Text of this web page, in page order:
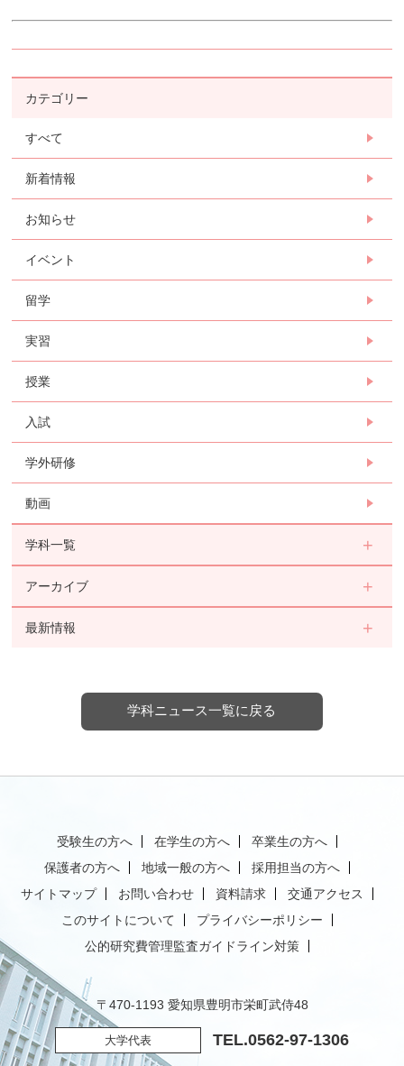
カテゴリー
すべて
新着情報
お知らせ
イベント
留学
実習
授業
入試
学外研修
動画
学科一覧
アーカイブ
最新情報
学科ニュース一覧に戻る
受験生の方へ 在学生の方へ
卒業生の方へ
保護者の方へ
地域一般の方へ
採用担当の方へ
サイトマップ
お問い合わせ 資料請求
交通アクセス
このサイトについて
プライバシーポリシー
公的研究費管理監査ガイドライン対策
〒470-1193 愛知県豊明市栄町武侍48
大学代表 TEL.0562-97-1306